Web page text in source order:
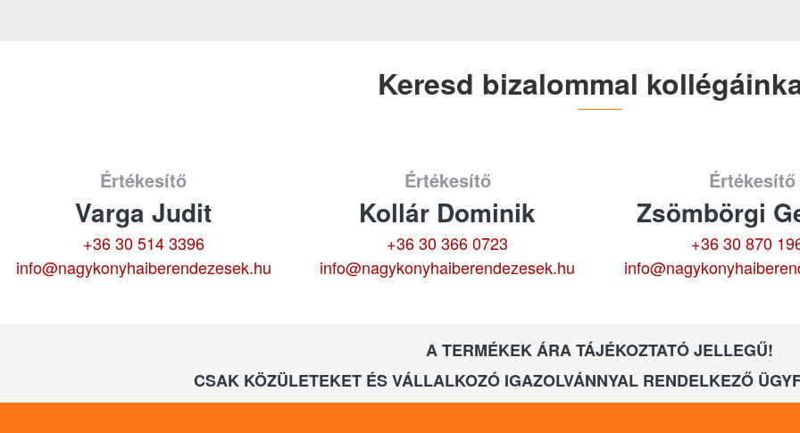
Keresd bizalommal
Értékesítő
Varga Judit
+36 30 514 3396
info@nagykonyhaiberendezesek.hu
Értékesítő
Kollár Dominik
+36 30 366 0723
info@nagykonyhaiberendezesek.hu
Értékesítő
Zsömbörgi
+36 30 870
A TERMÉKEK ÁRA TÁJÉKOZTATÓ JELLEGŰ!
CSAK KÖZÜLETEKET ÉS VÁLLALKOZÓ IGAZOLVÁNNYAL RENDELKEZŐ